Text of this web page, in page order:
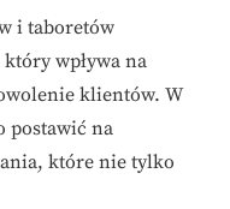
i taboretów
wpływa na
klientów. W
postawić na
które nie tylko